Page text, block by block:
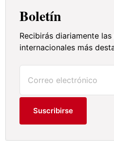
Boletín
Recibirás diariamente
internacionales más
Suscribirse